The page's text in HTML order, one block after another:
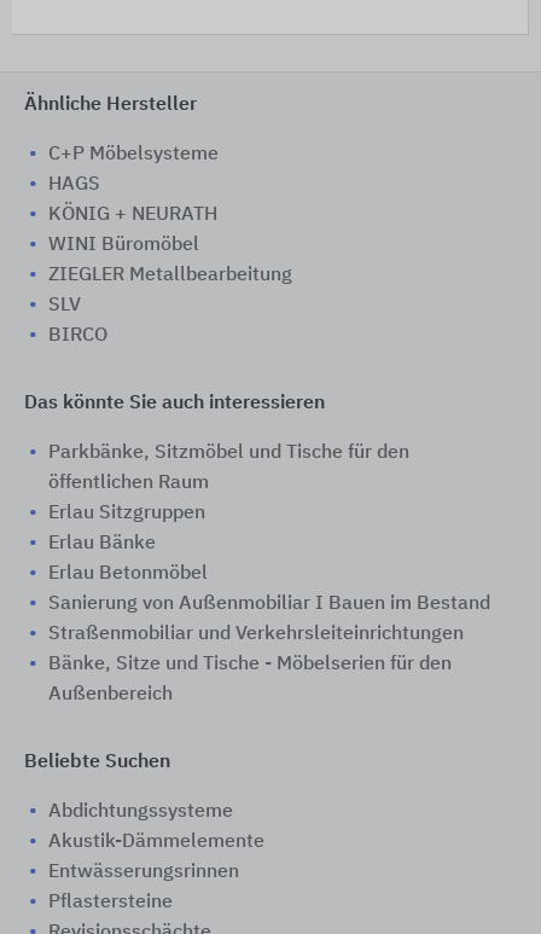
Ähnliche Hersteller
C+P Möbelsysteme
HAGS
KÖNIG + NEURATH
WINI Büromöbel
ZIEGLER Metallbearbeitung
SLV
BIRCO
Das könnte Sie auch interessieren
Parkbänke, Sitzmöbel und Tische für den
öffentlichen Raum
Erlau Sitzgruppen
Erlau Bänke
Erlau Betonmöbel
Sanierung von Außenmobiliar I Bauen im Bestand
Straßenmobiliar und Verkehrsleiteinrichtungen
Bänke, Sitze und Tische - Möbelserien für den
Außenbereich
Beliebte Suchen
Abdichtungssysteme
Akustik-Dämmelemente
Entwässerungsrinnen
Pflastersteine